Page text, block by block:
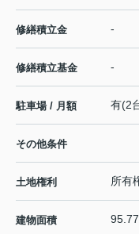
修繕積立金 -
修繕積立基金 -
駐車場 / 月額 有(2
その他条件
土地権利 所有
建物面積